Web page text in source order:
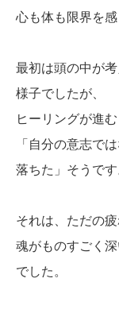
心も体も限界を
最初は頭の中が
様子でしたが、
ヒーリングが進
「自分の意志で
落ちた」そうです
それは、ただの
魂がものすごく
でした。